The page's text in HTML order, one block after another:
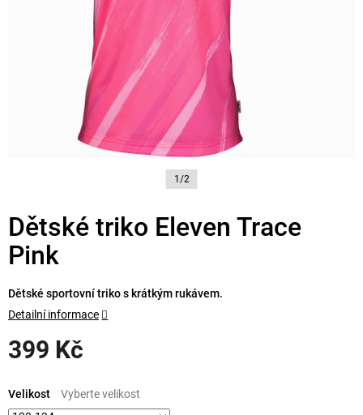
1/2
Dětské triko Eleven Trace
Pink
399 Kč
cena:
Velikost
Dětské sportovní triko s krátkým rukávem.
Detailní informace